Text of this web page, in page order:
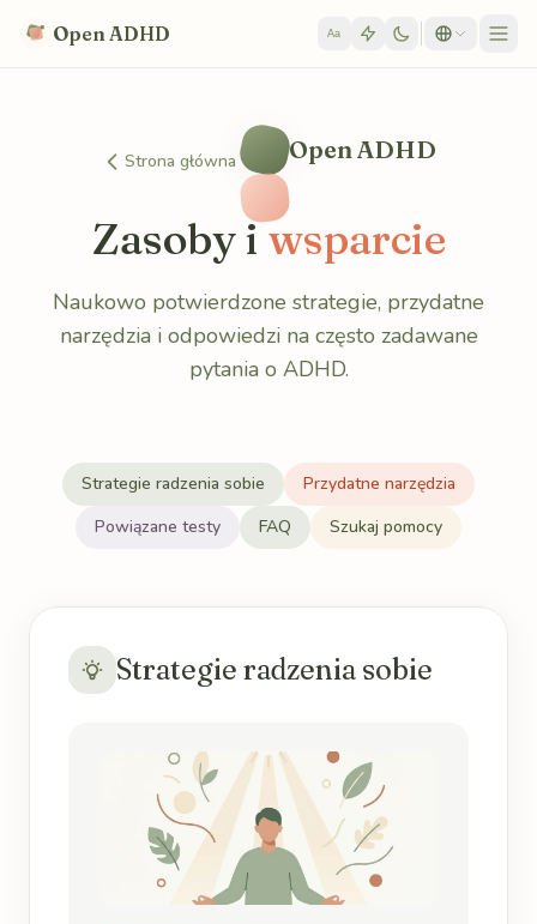
Open ADHD Aa
Strona główna Open ADHD
Zasoby iwsparcie
Naukowo potwierdzone strategie, przydatne
narzędzia i odpowiedzi na często zadawane
pytania o ADHD.
Strategie radzenia sobie
Przydatne narzędzia
Powiązane testy
FAQ Szukaj pomocy
Strategie radzenia sobie